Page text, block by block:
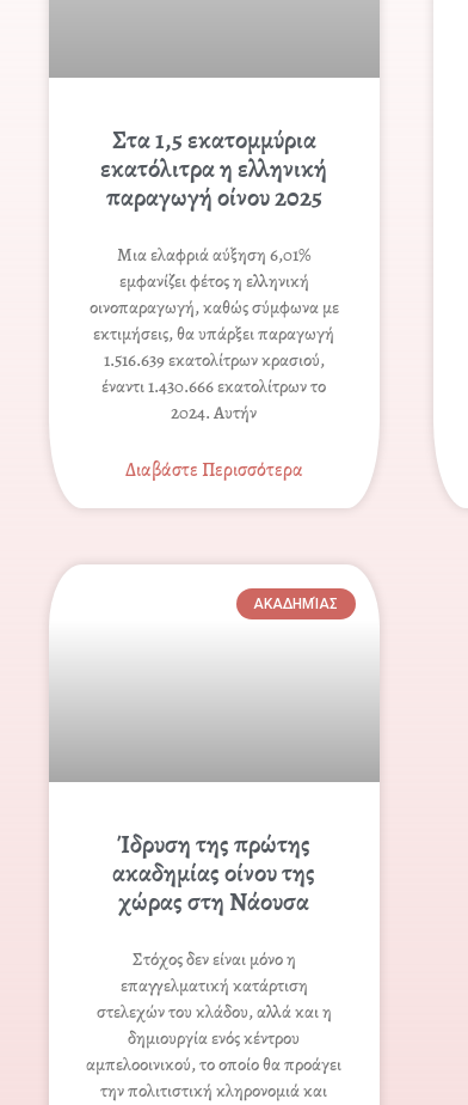
Στα 1,5 εκατομμύρια
εκατόλιτρα η ελληνική
παραγωγή οίνου 2025
Μια ελαφριά αύξηση 6,01%
εμφανίζει φέτος η ελληνική
οινοπαραγωγή, καθώς σύμφωνα με
εκτιμήσεις, θα υπάρξει παραγωγή
1.516.639 εκατολίτρων κρασιού,
έναντι 1.430.666 εκατολίτρων το
2024. Αυτήν
Διαβάστε Περισσότερα
ΑΚΑΔΗΜΊΑΣ
Ίδρυση της πρώτης
ακαδημίας οίνου της
χώρας στη Νάουσα
Στόχος δεν είναι μόνο η
επαγγελματική κατάρτιση
στελεχών του κλάδου, αλλά και η
δημιουργία ενός κέντρου
αμπελοοινικού, το οποίο θα προάγει
την πολιτιστική κληρονομιά και